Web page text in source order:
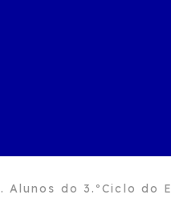
Alunos do 3.ºCiclo do